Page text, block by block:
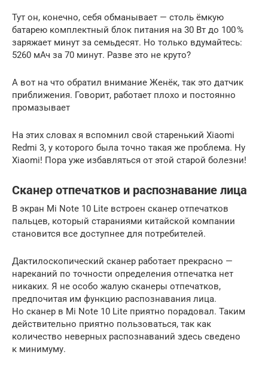
Тут он, конечно, себя обманывает — столь ёмкую
батарею комплектный блок питания на 30 Вт до 100 %
заряжает минут за семьдесят. Но только вдумайтесь:
5260 мАч за 70 минут. Разве это не круто?
А вот на что обратил внимание Женёк, так это датчик
приближения. Говорит, работает плохо и постоянно
промазывает
На этих словах я вспомнил свой старенький Xiaomi
Redmi 3, у которого была точно такая же проблема. Ну
Xiaomi! Пора уже избавляться от этой старой болезни!
Сканер отпечатков и распознавание лица
В экран Mi Note 10 Lite встроен сканер отпечатков
пальцев, который стараниями китайской компании
становится все доступнее для потребителей.
Дактилоскопический сканер работает прекрасно —
нареканий по точности определения отпечатка нет
никаких. Я не особо жалую сканеры отпечатков,
предпочитая им функцию распознавания лица.
Но сканер в Mi Note 10 Lite приятно порадовал. Таким
действительно приятно пользоваться, так как
количество неверных распознаваний здесь сведено
к минимуму.